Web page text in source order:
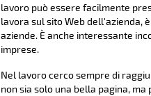
lavoro può essere facilmente
lavora sul sito Web dell'azienda,
aziende. È anche interessante
imprese.
Nel lavoro cerco sempre di
non sia solo una bella pagina,